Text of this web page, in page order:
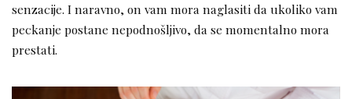
senzacije. I naravno, on vam mora naglasiti da ukoliko vam
peckanje postane nepodnošljivo, da se momentalno mora
prestati.